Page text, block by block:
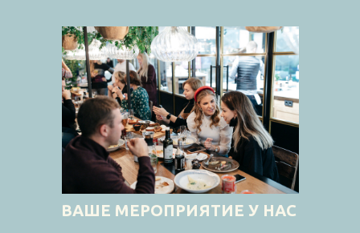
ВАШЕ МЕРОПРИЯТИЕ У НАС